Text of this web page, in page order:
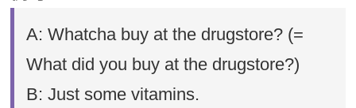
A: Whatcha buy at the drugstore? (=
What did you buy at the drugstore?)
B: Just some vitamins.